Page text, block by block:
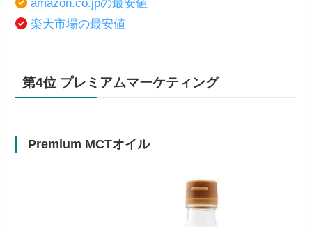
amazon.co.jpの最安値
楽天市場の最安値
第4位 プレミアムマーケティング
Premium MCTオイル